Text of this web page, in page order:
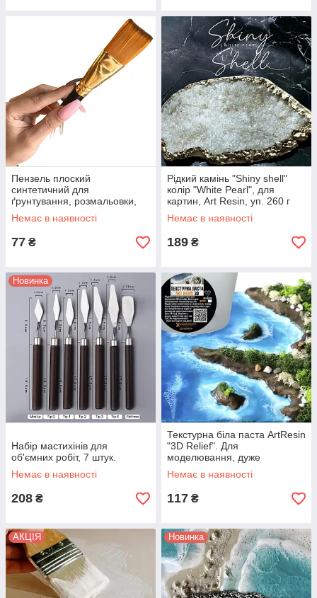
Пензель плоский
синтетичний для
ґрунтування, розмальовки,
арт робіт. 2 см, 1 шт.
Немає в наявності
77 ₴
Рідкий камінь "Shiny shell"
колір "White Pearl", для
картин, Art Resin, уп. 260 г
Немає в наявності
189 ₴
Новинка
Набір мастихінів для
об'ємних робіт, 7 штук.
Немає в наявності
208 ₴
Текстурна біла паста ArtResin
"3D Relief". Для
моделювання, дуже
пластична та рельєфна. Уп.
250 г
Немає в наявності
117 ₴
АКЦІЯ Новинка